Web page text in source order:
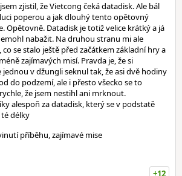
zjistil, že Vietcong čeká datadisk. Ale bál
poperou a jak dlouhý tento opětovný
Opětovně. Datadisk je totiž velice krátký a já
nabažit. Na druhou stranu mi ale
se stalo ještě před začátkem základní hry a
zajímavých misí. Pravda je, že si
jednou v džungli seknul tak, že asi dvě hodiny
do podzemí, ale i přesto všecko se to
že jsem nestihl ani mrknout.
alespoň za datadisk, který se v podstatě
délky
příběhu, zajímavé mise
+12